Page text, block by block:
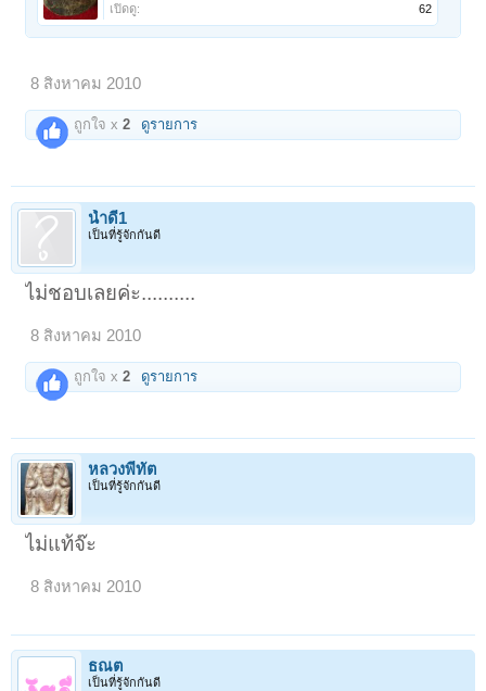
เปิดดู:
62
8 สิงหาคม 2010
ถูกใจ x2 ดูรายการ
น้ำดี1
เป็นที่รู้จักกันดี
ไม่ชอบเลยค่ะ..........
8 สิงหาคม 2010
ถูกใจ x2 ดูรายการ
หลวงพี่ทัต
เป็นที่รู้จักกันดี
ไม่แท้จ๊ะ
8 สิงหาคม 2010
ธณต
เป็นที่รู้จักกันดี